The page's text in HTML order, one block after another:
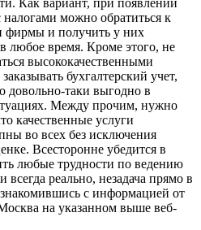
налогами можно обратиться к
и получить у них
любое время. Кроме этого, не
высококачественными
бухгалтерский учет,
довольно-таки выгодно в
Между прочим, нужно
качественные услуги
во всех без исключения
Всесторонне убедится в
любые трудности по ведению
всегда реально, незадача прямо в
с информацией от
на указанном выше веб-